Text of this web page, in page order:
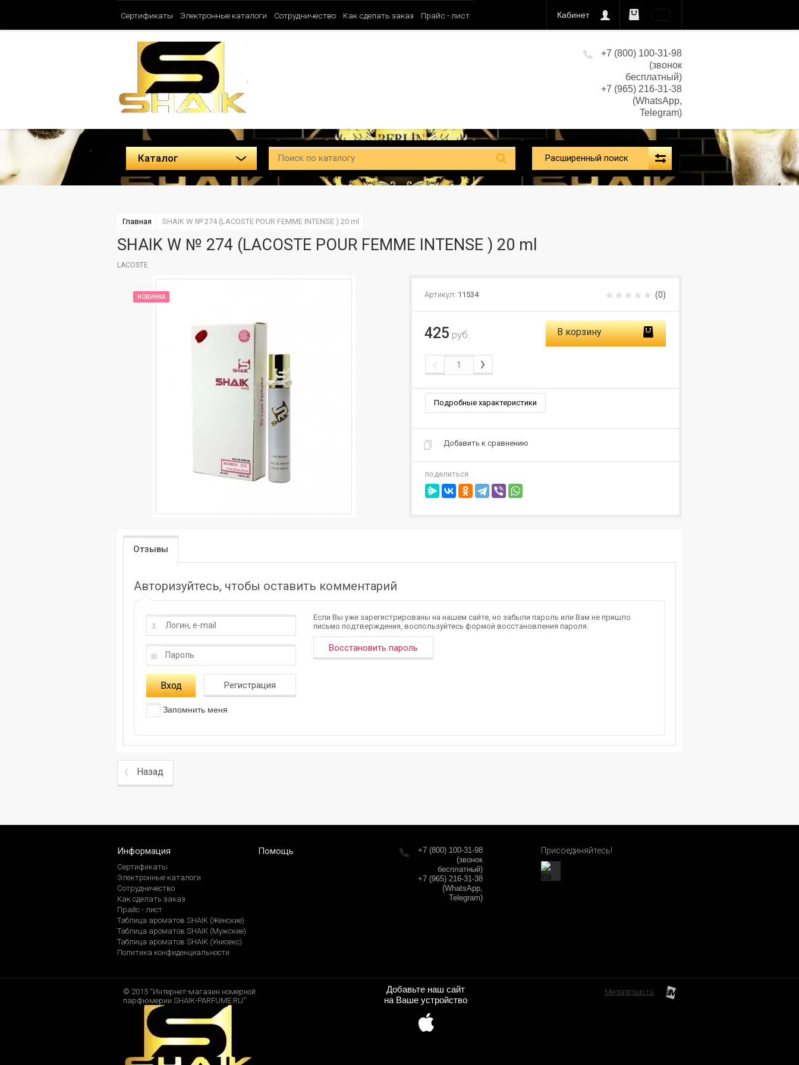
Кабинет
Сертификаты Электронные каталоги Сотрудничество Как сделать заказ Прайс - лист
Таблица ароматов SHAIK (Женские)
Политика конфиденциальности
+7 (800) 100-31-98
(звонок
бесплатный)
+7 (965) 216-31-38
(WhatsApp,
Telegram)
Каталог Расширенный поиск
Главная SHAIK W № 274 (LACOSTE POUR FEMME INTENSE ) 20 ml
SHAIK W № 274 (LACOSTE POUR FEMME INTENSE ) 20 ml
LACOSTE
НОВИНКА Артикул: 11534 (0)
425 руб. В корзину
Подробные характеристики
Добавить к сравнению
поделиться
Отзывы
Авторизуйтесь, чтобы оставить комментарий
Вход Регистрация
Запомнить меня
Если Вы уже зарегистрированы на нашем сайте, но забыли пароль или Вам не пришло
письмо подтверждения, воспользуйтесь формой восстановления пароля.
Восстановить пароль
Назад
Информация
Сертификаты
Электронные каталоги
Сотрудничество
Как сделать заказ
Прайс - лист
Таблица ароматов SHAIK (Женские)
Таблица ароматов SHAIK (Мужские)
Таблица ароматов SHAIK (Унисекс)
Политика конфиденциальности
Помощь Присоединяйтесь!
+7 (800) 100-31-98
(звонок
бесплатный)
+7 (965) 216-31-38
(WhatsApp,
Telegram)
© 2015 “Интернет-магазин номерной
парфюмерии SHAIK-PARFUME.RU”
Добавьте наш сайт
на Ваше устройство
Megagroup.ru